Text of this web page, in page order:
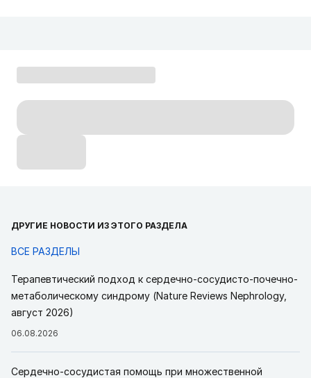
ДРУГИЕ НОВОСТИ ИЗ ЭТОГО РАЗДЕЛА
ВСЕ РАЗДЕЛЫ
Терапевтический подход к сердечно-сосудисто-почечно-
метаболическому синдрому (Nature Reviews Nephrology,
август 2026)
06.08.2026
Сердечно-сосудистая помощь при множественной